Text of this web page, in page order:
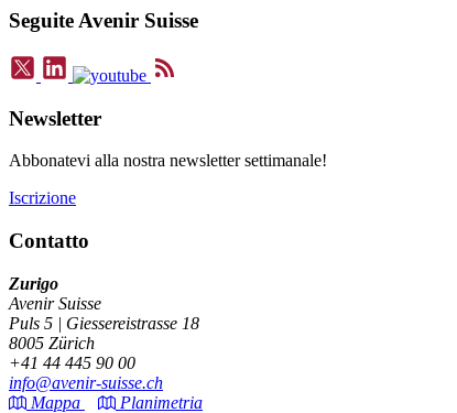
Seguite Avenir Suisse
Newsletter
Abbonatevi alla nostra newsletter settimanale!
Iscrizione
Contatto
Zurigo
Avenir Suisse
Puls 5 | Giessereistrasse 18
8005 Zürich
+41 44 445 90 00
info@avenir-suisse.ch
Mappa
Planimetria